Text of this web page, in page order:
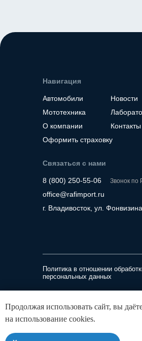
Навигация
Автомобили
Мототехника
О компании
Оформить страховку
Новости
Контакты
Связаться с нами
8 (800) 250-55-06
office@rafimport.ru
г. Владивосток, ул.
ИНН 2536341302, ОГРН
690014, Приморский край, г
Политика в отношении
персональных данных
Звонок по
Продолжая использовать сайт, вы
на использование cookies.